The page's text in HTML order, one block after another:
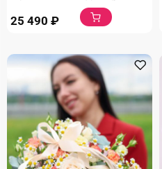
роз
25 490 ₽